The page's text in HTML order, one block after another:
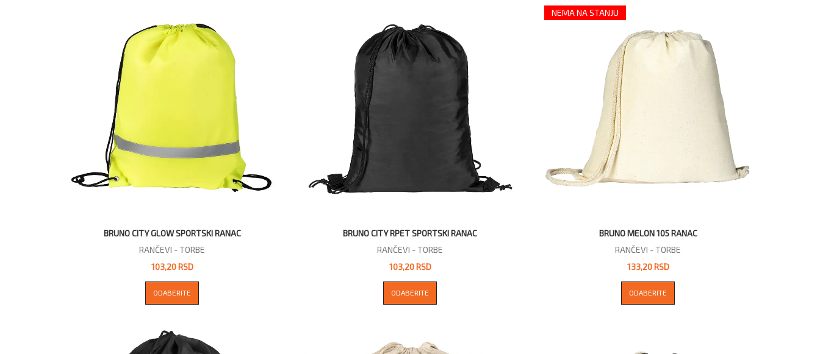
BRUNO CITY GLOW SPORTSKI RANAC
RANČEVI - TORBE
103,20 RSD
ODABERITE
BRUNO CITY RPET SPORTSKI RANAC
RANČEVI - TORBE
103,20 RSD
ODABERITE
NEMA NA STANJU
BRUNO MELON 105 RANAC
RANČEVI - TORBE
133,20 RSD
ODABERITE